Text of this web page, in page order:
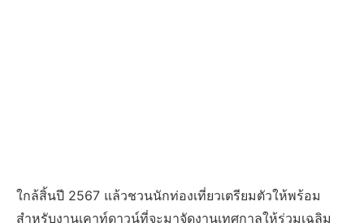
ใกล้สิ้นปี 2567 แล้วชวนนักท่องเที่ยวเตรียมตัวให้พร้อม
สำหรับงานเคาท์ดาวน์ที่จะมาจัดงานเทศกาลให้ร่วมเฉลิม